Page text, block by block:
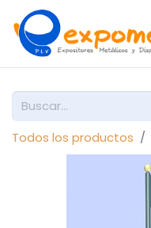
Todos los productos